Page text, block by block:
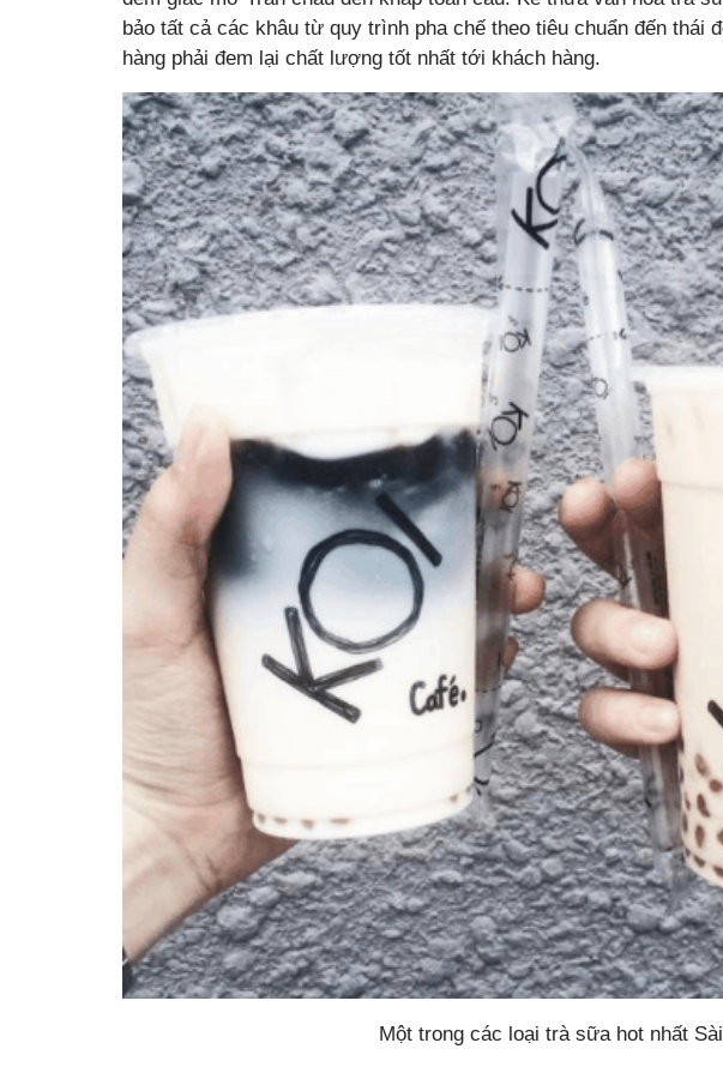
bảo tất cả các khâu từ quy trình pha chế theo tiêu chuẩn đến thái
hàng phải đem lại chất lượng tốt nhất tới khách hàng.
Một trong các loại trà sữa hot nhất